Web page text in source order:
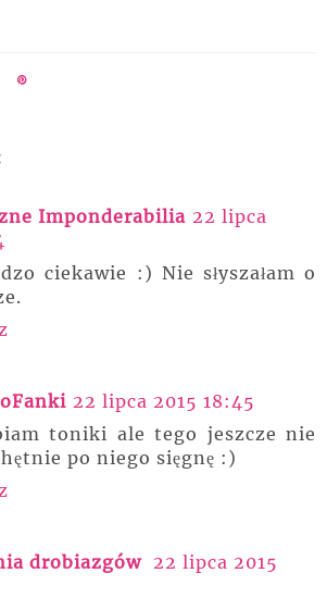
Imponderabilia 22 lipca
ciekawie :) Nie słyszałam o
22 lipca 2015 18:45
toniki ale tego jeszcze nie
po niego sięgnę :)
drobiazgów 22 lipca 2015